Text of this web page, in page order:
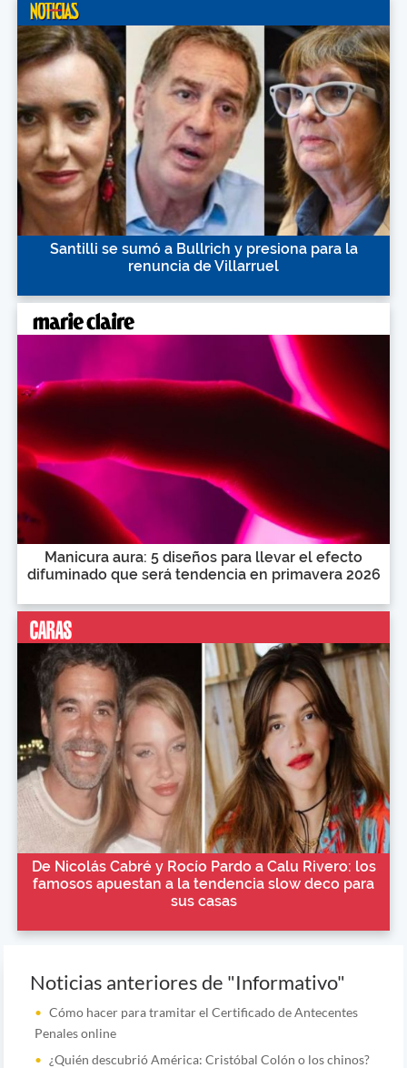
Santilli se sumó a Bullrich y presiona para la
renuncia de Villarruel
Manicura aura: 5 diseños para llevar el efecto
difuminado que será tendencia en primavera 2026
De Nicolás Cabré y Rocío Pardo a Calu Rivero: los
famosos apuestan a la tendencia slow deco para
sus casas
Noticias anteriores de "Informativo"
Cómo hacer para tramitar el Certificado de Antecentes
Penales online
¿Quién descubrió América: Cristóbal Colón o los chinos?